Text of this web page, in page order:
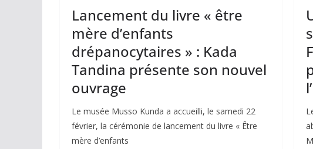
Lancement du livre « être
mère d’enfants
drépanocytaires » : Kada
Tandina présente son nouvel
ouvrage
Le musée Musso Kunda a accueilli, le samedi 22
février, la cérémonie de lancement du livre « Être
mère d’enfants